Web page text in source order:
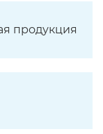
продукция